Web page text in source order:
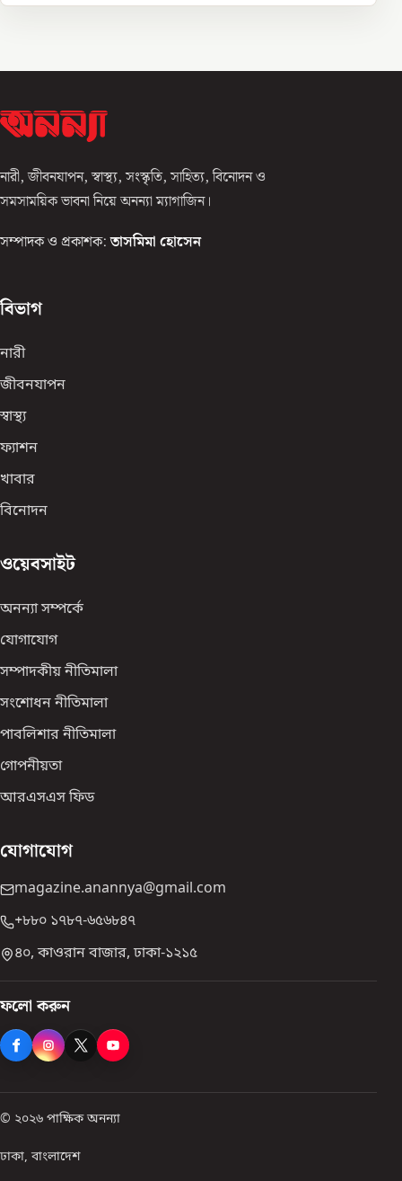
নারী, জীবনযাপন, স্বাস্থ্য, সংস্কৃতি, সাহিত্য, বিনোদন ও
সমসাময়িক ভাবনা নিয়ে অনন্যা ম্যাগাজিন।
সম্পাদক ও প্রকাশক: তাসমিমা হোসেন
বিভাগ
নারী
জীবনযাপন
স্বাস্থ্য
ফ্যাশন
খাবার
বিনোদন
ওয়েবসাইট
অনন্যা সম্পর্কে
যোগাযোগ
সম্পাদকীয় নীতিমালা
সংশোধন নীতিমালা
পাবলিশার নীতিমালা
গোপনীয়তা
আরএসএস ফিড
যোগাযোগ
magazine.anannya@gmail.com
+৮৮০ ১৭৮৭-৬৫৬৮৪৭
৪০, কাওরান বাজার, ঢাকা-১২১৫
ফলো করুন
© ২০২৬ পাক্ষিক অনন্যা
ঢাকা, বাংলাদেশ